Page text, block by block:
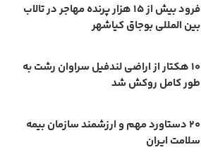
فرود بیش از ۱۵ هزار پرنده مهاجر در تالاب
بین المللی بوجاق کیاشهر
۱۰ هکتار از اراضی لندفیل سراوان رشت به
طور کامل روکش شد
۲۰ دستاورد مهم و ارزشمند سازمان بیمه
سلامت ایران